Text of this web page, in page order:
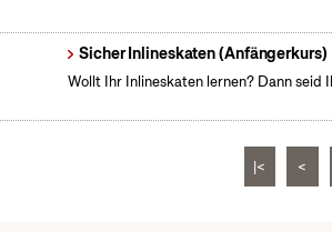
Sicher Inlineskaten (Anfängerkurs)
Wollt Ihr Inlineskaten lernen? Dann seid
|< <